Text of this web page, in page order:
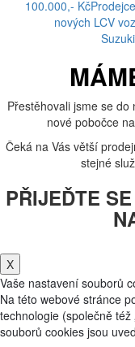
100.000,- Kč
nových LCV
Suzuki
Přestěhovali jsme se
nové pobočce
Čeká na Vás větší
stejné
PŘIJEĎTE
X
Vaše nastavení souborů
Na této webové stránce
technologie (společně
souborů cookies jsou